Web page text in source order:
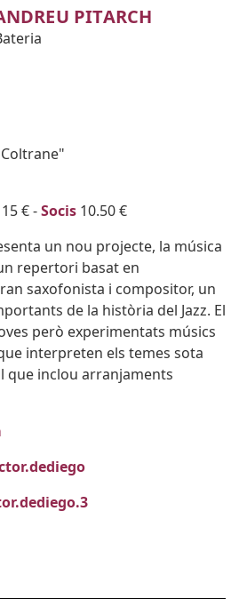
PITARCH
€ -Socis 10.50 €
un nou projecte, la música
repertori basat en
saxofonista i compositor, un
de la història del Jazz. El
però experimentats músics
interpreten els temes sota
que inclou arranjaments